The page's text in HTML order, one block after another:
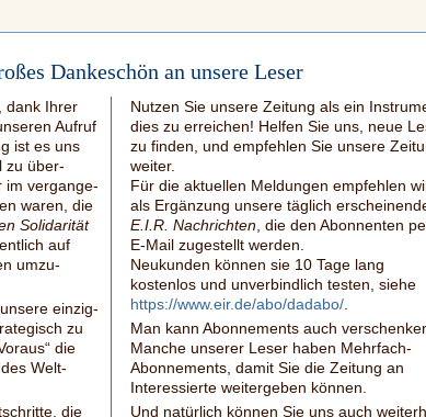
Dankeschön an unsere Leser
dank Ihrer
Aufruf
ist es uns
zu über­
im vergange­
waren, die
Solidarität
auf
umzu­
ein­zig­
zu
die
des Welt­
die
Nutzen Sie unsere Zeitung als ein
dies zu erreichen! Helfen Sie uns, neue
zu finden, und empfehlen Sie unsere
weiter.
Für die aktuellen Meldungen empfehlen
als Ergänzung unsere täglich
E.I.R. Nachrichten , die den Abonnenten
E-Mail zugestellt werden.
Neukunden können sie 10 Tage lang
kostenlos und unverbindlich testen, siehe
https://www.eir.de/abo/dadabo/
Man kann Abonnements auch
Manche unserer Leser haben Mehrfach-
Abonnements, damit Sie die Zeitung an
Interes­sierte weitergeben können.
Und natürlich können Sie uns auch